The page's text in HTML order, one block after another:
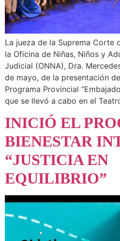
La jueza de la Suprema Corte
la Oficina de Niñas, Niños y
Judicial (ONNA), Dra.
de mayo, de la presentación
Programa Provincial
que se llevó a cabo en el
INICIÓ EL
BIENESTAR
“JUSTICIA EN
EQUILIBRIO”